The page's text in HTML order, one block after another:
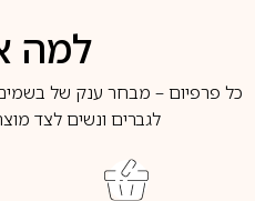
למה
כל פרפיום – מבחר ענק של
לגברים ונשים לצד